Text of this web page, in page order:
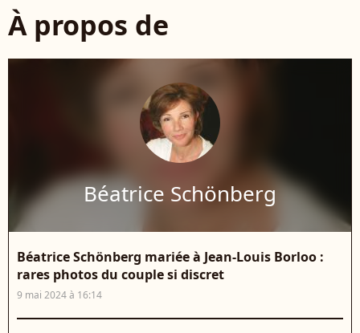
À propos de
Béatrice Schönberg
Béatrice Schönberg mariée à Jean-Louis Borloo :
rares photos du couple si discret
9 mai 2024 à 16:14